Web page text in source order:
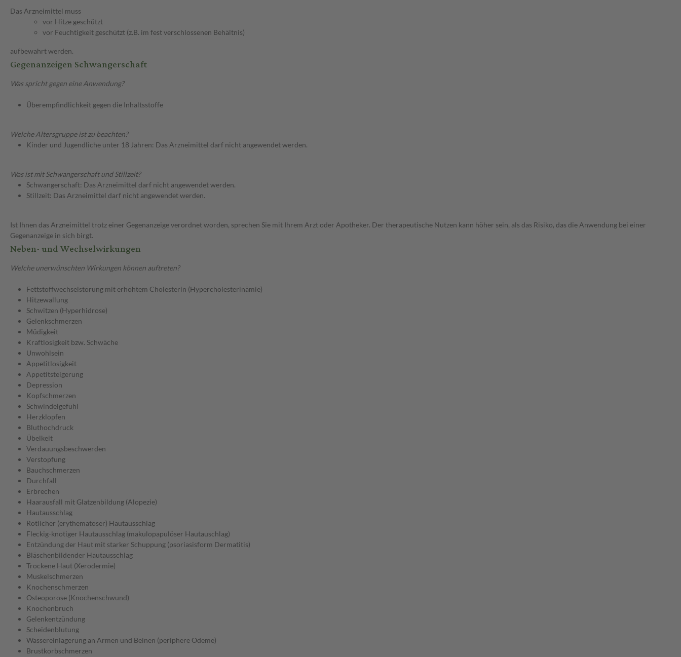
Das Arzneimittel muss
vor Hitze geschützt
vor Feuchtigkeit geschützt (z.B. im fest verschlossenen Behältnis)
aufbewahrt werden.
Gegenanzeigen Schwangerschaft
Was spricht gegen eine Anwendung?
Überempfindlichkeit gegen die Inhaltsstoffe
Welche Altersgruppe ist zu beachten?
Kinder und Jugendliche unter 18 Jahren: Das Arzneimittel darf nicht angewendet werden.
Was ist mit Schwangerschaft und Stillzeit?
Schwangerschaft: Das Arzneimittel darf nicht angewendet werden.
Stillzeit: Das Arzneimittel darf nicht angewendet werden.
Ist Ihnen das Arzneimittel trotz einer Gegenanzeige verordnet worden, sprechen Sie mit Ihrem Arzt oder Apotheker. Der therapeutische Nutzen kann höher sein, als das Risiko, das die Anwendung bei einer
Gegenanzeige in sich birgt.
Neben- und Wechselwirkungen
Welche unerwünschten Wirkungen können auftreten?
Fettstoffwechselstörung mit erhöhtem Cholesterin (Hypercholesterinämie)
Hitzewallung
Schwitzen (Hyperhidrose)
Gelenkschmerzen
Müdigkeit
Kraftlosigkeit bzw. Schwäche
Unwohlsein
Appetitlosigkeit
Appetitsteigerung
Depression
Kopfschmerzen
Schwindelgefühl
Herzklopfen
Bluthochdruck
Übelkeit
Verdauungsbeschwerden
Verstopfung
Bauchschmerzen
Durchfall
Erbrechen
Haarausfall mit Glatzenbildung (Alopezie)
Hautausschlag
Rötlicher (erythematöser) Hautausschlag
Fleckig-knotiger Hautausschlag (makulopapulöser Hautauschlag)
Entzündung der Haut mit starker Schuppung (psoriasisform Dermatitis)
Bläschenbildender Hautausschlag
Trockene Haut (Xerodermie)
Muskelschmerzen
Knochenschmerzen
Osteoporose (Knochenschwund)
Knochenbruch
Gelenkentzündung
Scheidenblutung
Wassereinlagerung an Armen und Beinen (periphere Ödeme)
Brustkorbschmerzen